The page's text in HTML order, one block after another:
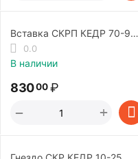
Вставка СКРП КЕДР 70-95
500А
0.0
В наличии
83000 ₽
+
−